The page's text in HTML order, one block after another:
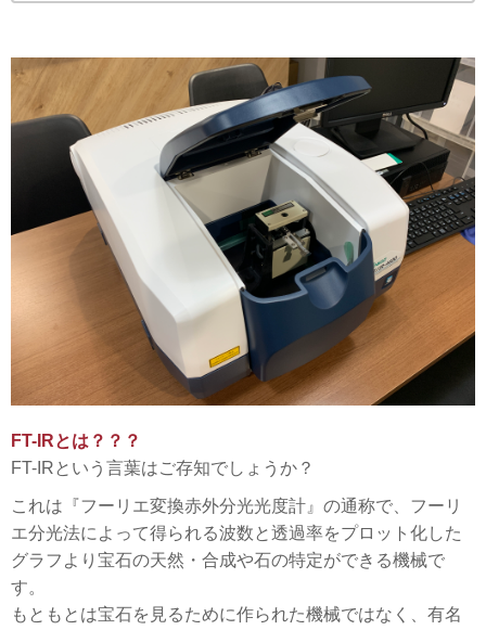
FT-IRとは？？？
FT-IRという言葉はご存知でしょうか？
これは『フーリエ変換赤外分光光度計』の通称で、フーリ
エ分光法によって得られる波数と透過率をプロット化した
グラフより宝石の天然・合成や石の特定ができる機械で
す。
もともとは宝石を見るために作られた機械ではなく、有名